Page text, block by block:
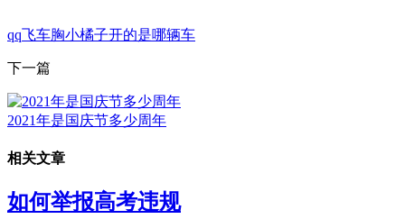
qq飞车胸小橘子开的是哪辆车
下一篇
2021年是国庆节多少周年
相关文章
如何举报高考违规